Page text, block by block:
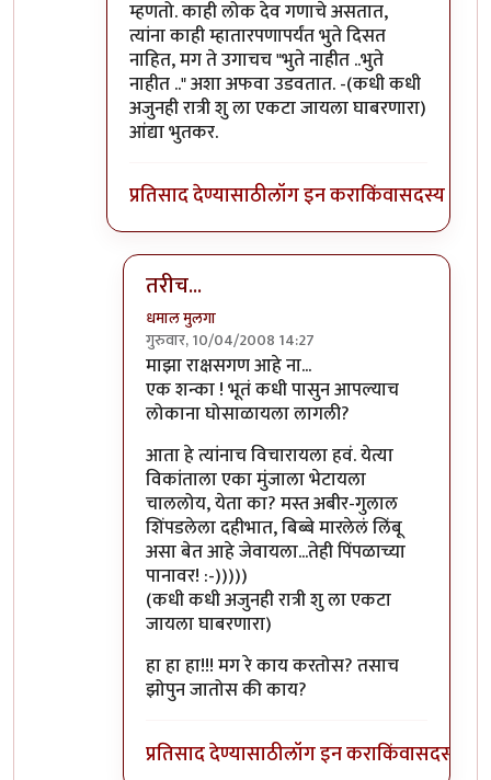
In reply toहा हा...byधमाल मुलगा
म्हणतो. काही लोक देव गणाचे असतात,
त्यांना काही म्हातारपणापर्यंत भुते दिसत
नाहित, मग ते उगाचच "भुते नाहीत ..भुते
नाहीत .." अशा अफवा उडवतात. -(कधी कधी
अजुनही रात्री शु ला एकटा जायला घाबरणारा)
आंद्या भुतकर.
प्रतिसाद देण्यासाठीलॉग इन कराकिंवासदस्य व्हा
तरीच...
धमाल मुलगा
गुरुवार, 10/04/2008 14:27
In reply toअसेचbyआनंदयात्री
माझा राक्षसगण आहे ना...
एक शन्का ! भूतं कधी पासुन आपल्याच
लोकाना घोसाळायला लागली?
आता हे त्यांनाच विचारायला हवं. येत्या
विकांताला एका मुंजाला भेटायला
चाललोय, येता का? मस्त अबीर-गुलाल
शिंपडलेला दहीभात, बिब्बे मारलेलं लिंबू
असा बेत आहे जेवायला...तेही पिंपळाच्या
पानावर! :-)))))
(कधी कधी अजुनही रात्री शु ला एकटा
जायला घाबरणारा)
हा हा हा!!! मग रे काय करतोस? तसाच
झोपुन जातोस की काय?
प्रतिसाद देण्यासाठीलॉग इन कराकिंवासदस्य व्हा